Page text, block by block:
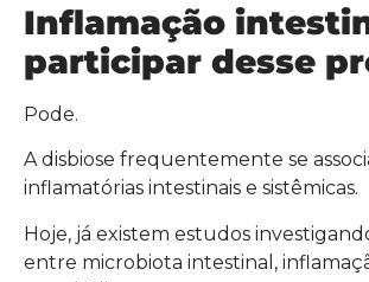
Inflamação
participar desse
Pode.
A disbiose frequentemente se
inflamatórias intestinais e sistêmicas.
Hoje, já existem estudos
entre microbiota intestinal,